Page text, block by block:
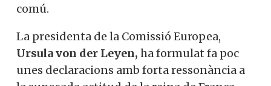
comú.
La presidenta de la Comissió Europea,
Ursula von der Leyen, ha formulat fa poc
unes declaracions amb forta ressonància a